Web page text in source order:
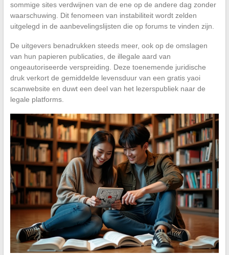
sommige sites verdwijnen van de ene op de andere dag zonder
waarschuwing. Dit fenomeen van instabiliteit wordt zelden
uitgelegd in de aanbevelingslijsten die op forums te vinden zijn.
De uitgevers benadrukken steeds meer, ook op de omslagen
van hun papieren publicaties, de illegale aard van
ongeautoriseerde verspreiding. Deze toenemende juridische
druk verkort de gemiddelde levensduur van een gratis yaoi
scanwebsite en duwt een deel van het lezerspubliek naar de
legale platforms.